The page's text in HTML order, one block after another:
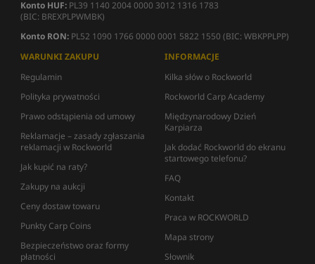
Konto HUF: PL39 1140 2004 0000 3012 1316 1783
(BIC: BREXPLPWMBK)
Konto RON: PL52 1090 1766 0000 0001 5822 1550 (BIC: WBKPPLPP)
WARUNKI ZAKUPU
Regulamin
Polityka prywatności
Prawo odstąpienia od umowy
Reklamacje – zasady zgłaszania
reklamacji w Rockworld
Jak kupić na raty?
Zakupy na aukcji
Ceny dostaw towaru
Punkty Carp Coins
Bezpieczeństwo oraz formy
płatności
INFORMACJE
Kilka słów o Rockworld
Rockworld Carp Academy
Międzynarodowy Dzień
Karpiarza
Jak dodać Rockworld do ekranu
startowego telefonu?
FAQ
Kontakt
Praca w ROCKWORLD
Mapa strony
Słownik